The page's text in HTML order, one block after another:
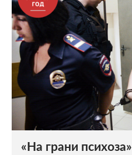
«На грани психоза»